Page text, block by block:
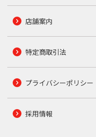
店舗案内
特定商取引法
プライバシーポリシー
採用情報